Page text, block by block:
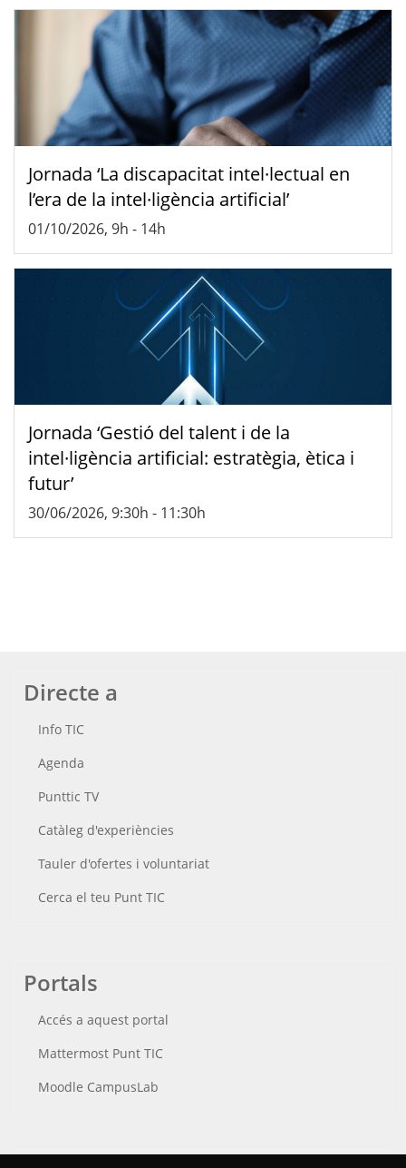
Jornada ‘La discapacitat intel·lectual en
l’era de la intel·ligència artificial’
01/10/2026, 9h - 14h
Jornada ‘Gestió del talent i de la
intel·ligència artificial: estratègia, ètica i
futur’
30/06/2026, 9:30h - 11:30h
Directe a
Info TIC
Agenda
Punttic TV
Catàleg d'experiències
Tauler d'ofertes i voluntariat
Cerca el teu Punt TIC
Portals
Accés a aquest portal
Mattermost Punt TIC
Moodle CampusLab